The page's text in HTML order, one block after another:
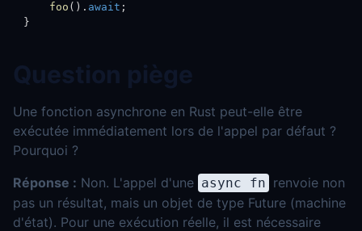
foo ( ) . await ;
}
Question piège
Une fonction asynchrone en Rust peut-elle être
exécutée immédiatement lors de l'appel par défaut ?
Pourquoi ?
Réponse : Non. L'appel d'une async fn renvoie non
pas un résultat, mais un objet de type Future (machine
d'état). Pour une exécution réelle, il est nécessaire